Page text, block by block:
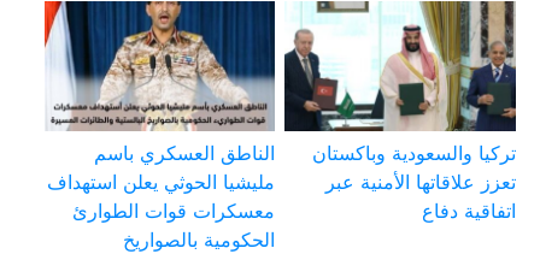
تركيا والسعودية وباكستان
تعزز علاقاتها الأمنية عبر
اتفاقية دفاع
الناطق العسكري باسم
مليشيا الحوثي يعلن استهداف
معسكرات قوات الطوارئ
الحكومية بالصواريخ